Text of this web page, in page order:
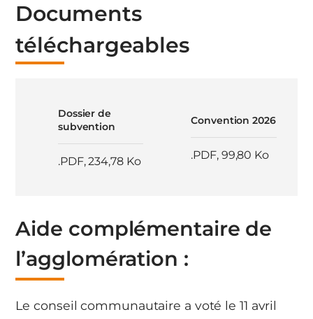
Documents
téléchargeables
Dossier de
subvention
.PDF,234,78 Ko
Convention 2026
.PDF, 99,80 Ko
Aide complémentaire de
l’agglomération :
Le conseil communautaire a voté le 11 avril